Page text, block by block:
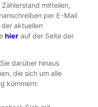
mitteilen,
per E-Mail
aktuellen
hier auf der Seite der
darüber hinaus
die sich um alle
kümmern: